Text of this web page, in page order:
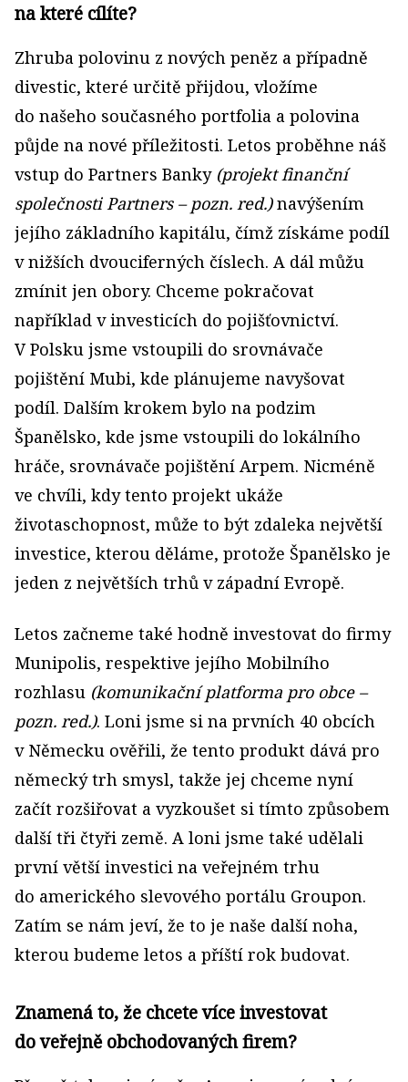
na které cílíte?
Zhruba polovinu z nových peněz a případně
divestic, které určitě přijdou, vložíme
do našeho současného portfolia a polovina
půjde na nové příležitosti. Letos proběhne náš
vstup do Partners Banky (projekt finanční
společnosti Partners – pozn. red.)navýšením
jejího základního kapitálu, čímž získáme podíl
v nižších dvouciferných číslech. A dál můžu
zmínit jen obory. Chceme pokračovat
například v investicích do pojišťovnictví.
V Polsku jsme vstoupili do srovnávače
pojištění Mubi, kde plánujeme navyšovat
podíl. Dalším krokem bylo na podzim
Španělsko, kde jsme vstoupili do lokálního
hráče, srovnávače pojištění Arpem. Nicméně
ve chvíli, kdy tento projekt ukáže
životaschopnost, může to být zdaleka největší
investice, kterou děláme, protože Španělsko je
jeden z největších trhů v západní Evropě.
Letos začneme také hodně investovat do firmy
Munipolis, respektive jejího Mobilního
rozhlasu (komunikační platforma pro obce –
pozn. red.). Loni jsme si na prvních 40 obcích
v Německu ověřili, že tento produkt dává pro
německý trh smysl, takže jej chceme nyní
začít rozšiřovat a vyzkoušet si tímto způsobem
další tři čtyři země. A loni jsme také udělali
první větší investici na veřejném trhu
do amerického slevového portálu Groupon.
Zatím se nám jeví, že to je naše další noha,
kterou budeme letos a příští rok budovat.
Znamená to, že chcete více investovat
do veřejně obchodovaných firem?